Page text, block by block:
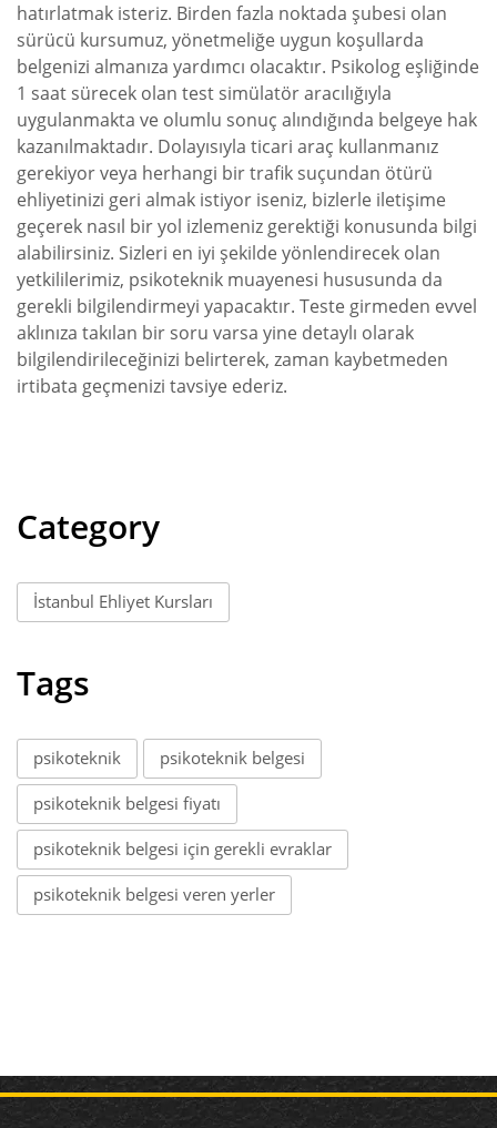
hatırlatmak isteriz. Birden fazla noktada şubesi olan
sürücü kursumuz, yönetmeliğe uygun koşullarda
belgenizi almanıza yardımcı olacaktır. Psikolog eşliğinde
1 saat sürecek olan test simülatör aracılığıyla
uygulanmakta ve olumlu sonuç alındığında belgeye hak
kazanılmaktadır. Dolayısıyla ticari araç kullanmanız
gerekiyor veya herhangi bir trafik suçundan ötürü
ehliyetinizi geri almak istiyor iseniz, bizlerle iletişime
geçerek nasıl bir yol izlemeniz gerektiği konusunda bilgi
alabilirsiniz. Sizleri en iyi şekilde yönlendirecek olan
yetkililerimiz, psikoteknik muayenesi hususunda da
gerekli bilgilendirmeyi yapacaktır. Teste girmeden evvel
aklınıza takılan bir soru varsa yine detaylı olarak
bilgilendirileceğinizi belirterek, zaman kaybetmeden
irtibata geçmenizi tavsiye ederiz.
Category
İstanbul Ehliyet Kursları
Tags
psikoteknik psikoteknik belgesi
psikoteknik belgesi fiyatı
psikoteknik belgesi için gerekli evraklar
psikoteknik belgesi veren yerler